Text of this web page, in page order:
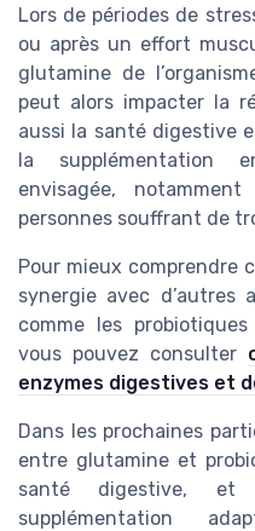
Lors de périodes de
ou après un effort
glutamine de
peut alors impacter la
aussi la santé digestive
la supplémentation
envisagée,
personnes souffrant de
Pour mieux comprendre
synergie avec d’autres
comme les
vous pouvez consulter
enzymes digestives et
Dans les prochaines
entre glutamine et
santé digestive,
supplémentation